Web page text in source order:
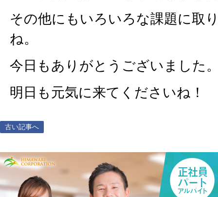
その他にもいろいろな課題に取
ね。
今日もありがとうございました
明日も元気に来てくださいね！
古い記事へ